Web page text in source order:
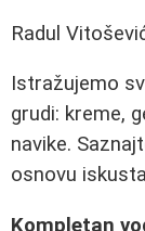
Radul
Istražujemo
grudi: kreme,
navike.
osnovu
Kompletan